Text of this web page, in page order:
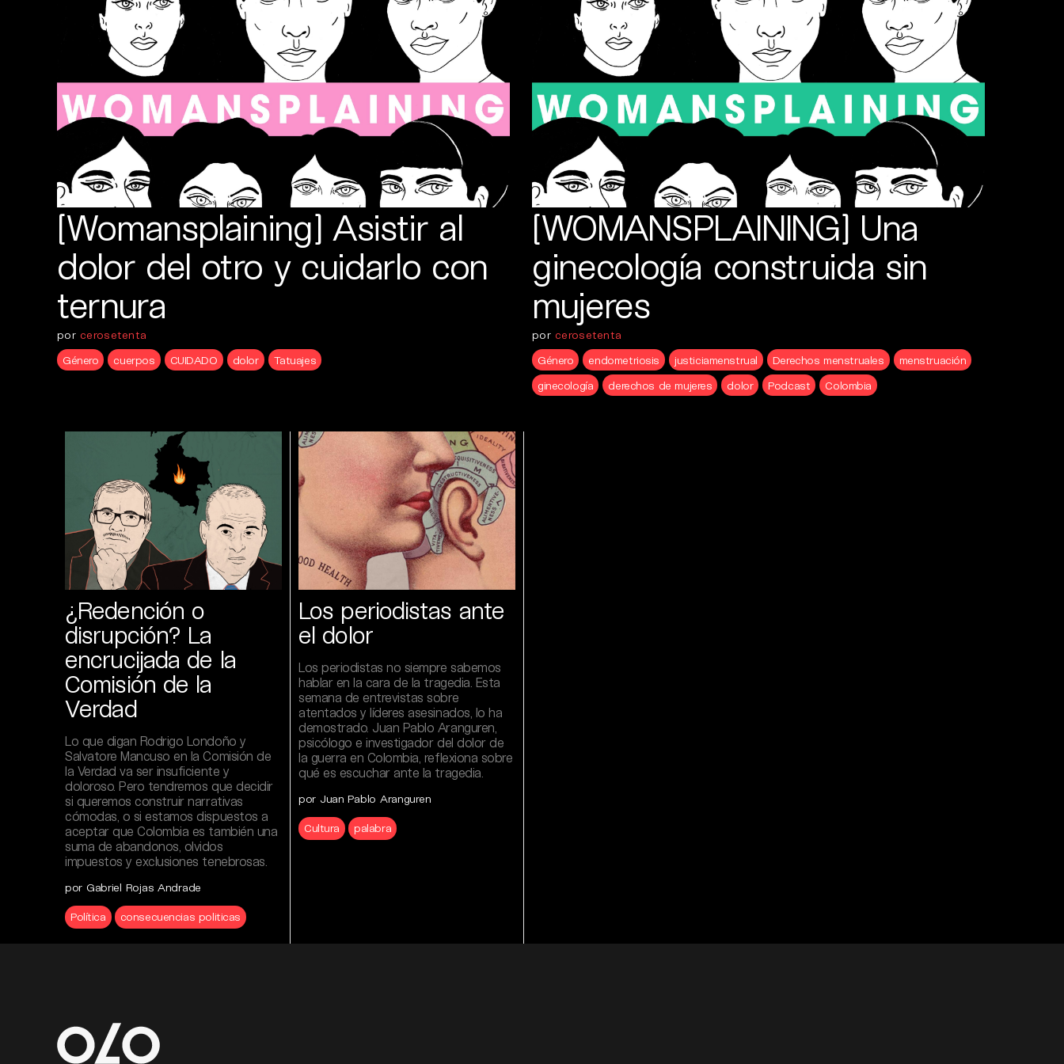
[Womansplaining] Asistir al
dolor del otro y cuidarlo con
ternura
por cerosetenta
Género
cuerpos CUIDADO dolor Tatuajes
[WOMANSPLAINING] Una
ginecología construida sin
mujeres
por cerosetenta
Género
endometriosis justiciamenstrual Derechos menstruales
menstruación
ginecología
derechos de mujeres dolor Podcast Colombia
¿Redención o
disrupción? La
encrucijada de la
Comisión de la
Verdad
Lo que digan Rodrigo Londoño y
Salvatore Mancuso en la Comisión de
la Verdad va ser insuficiente y
doloroso. Pero tendremos que decidir
si queremos construir narrativas
cómodas, o si estamos dispuestos a
aceptar que Colombia es también una
suma de abandonos, olvidos
impuestos y exclusiones tenebrosas.
por Gabriel Rojas Andrade
Política consecuencias politicas
Los periodistas ante
el dolor
Los periodistas no siempre sabemos
hablar en la cara de la tragedia. Esta
semana de entrevistas sobre
atentados y líderes asesinados, lo ha
demostrado. Juan Pablo Aranguren,
psicólogo e investigador del dolor de
la guerra en Colombia, reflexiona sobre
qué es escuchar ante la tragedia.
por Juan Pablo Aranguren
Cultura palabra